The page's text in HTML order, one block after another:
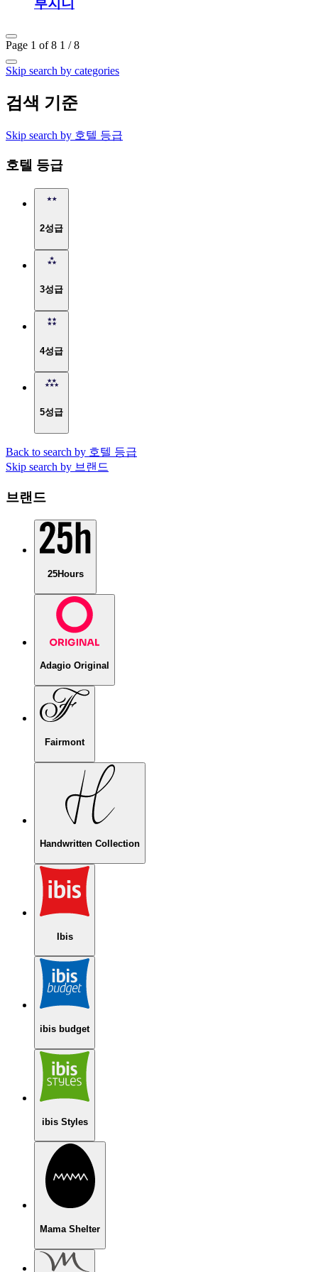
부지니
Page 1 of 8 1 / 8
Skip search by categories
검색 기준
Skip search by 호텔 등급
호텔 등급
2성급
3성급
4성급
5성급
Back to search by 호텔 등급
Skip search by 브랜드
브랜드
25Hours
Adagio Original
Fairmont
Handwritten Collection
Ibis
ibis budget
ibis Styles
Mama Shelter